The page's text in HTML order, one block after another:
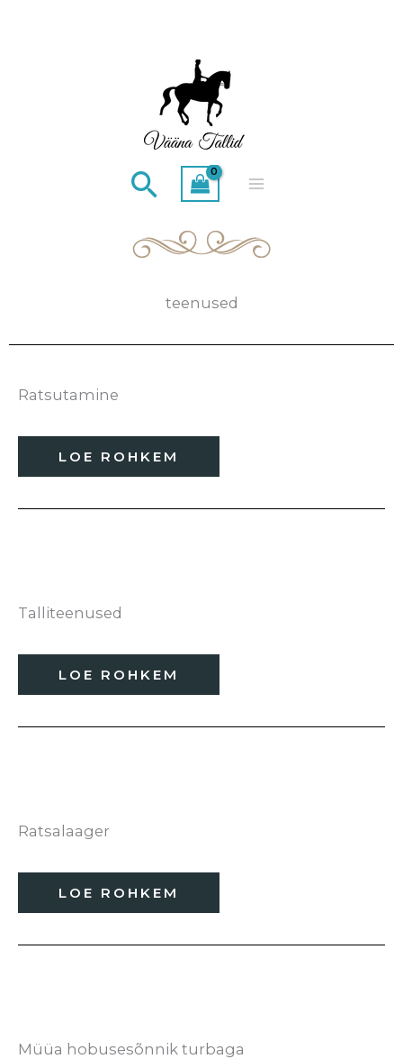
Search
teenused
Ratsutamine
LOE ROHKEM
Talliteenused
LOE ROHKEM
Ratsalaager
LOE ROHKEM
Müüa hobusesõnnik turbaga